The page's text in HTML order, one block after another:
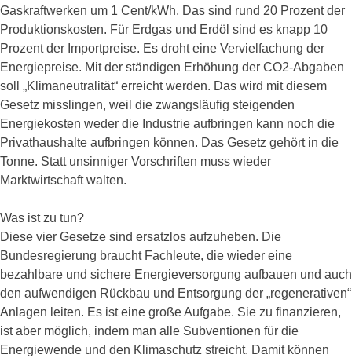
Gaskraftwerken um 1 Cent/kWh. Das sind rund 20 Prozent der
Produktionskosten. Für Erdgas und Erdöl sind es knapp 10
Prozent der Importpreise. Es droht eine Vervielfachung der
Energiepreise. Mit der ständigen Erhöhung der CO2-Abgaben
soll „Klimaneutralität“ erreicht werden. Das wird mit diesem
Gesetz misslingen, weil die zwangsläufig steigenden
Energiekosten weder die Industrie aufbringen kann noch die
Privathaushalte aufbringen können. Das Gesetz gehört in die
Tonne. Statt unsinniger Vorschriften muss wieder
Marktwirtschaft walten.
Was ist zu tun?
Diese vier Gesetze sind ersatzlos aufzuheben. Die
Bundesregierung braucht Fachleute, die wieder eine
bezahlbare und sichere Energieversorgung aufbauen und auch
den aufwendigen Rückbau und Entsorgung der „regenerativen“
Anlagen leiten. Es ist eine große Aufgabe. Sie zu finanzieren,
ist aber möglich, indem man alle Subventionen für die
Energiewende und den Klimaschutz streicht. Damit können